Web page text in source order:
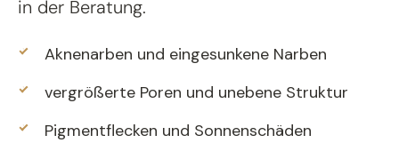
in der Beratung.
Aknenarben und eingesunkene Narben
vergrößerte Poren und unebene Struktur
Pigmentflecken und Sonnenschäden